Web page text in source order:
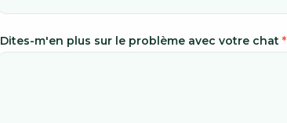
Dites-m'en plus sur le problème avec votre chat*